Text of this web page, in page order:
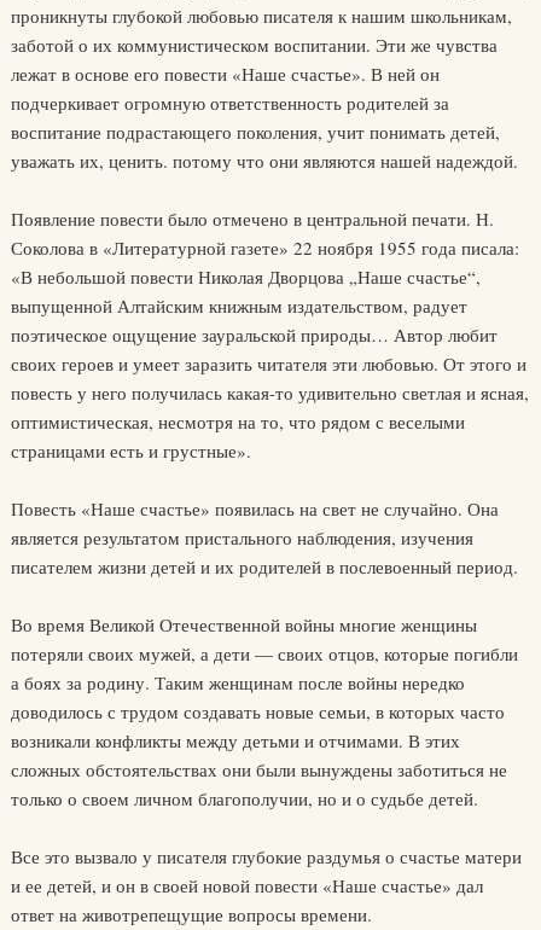
проникнуты глубокой любовью писателя к нашим школьникам,
заботой о их коммунистическом воспитании. Эти же чувства
лежат в основе его повести «Наше счастье». В ней он
подчеркивает огромную ответственность родителей за
воспитание подрастающего поколения, учит понимать детей,
уважать их, ценить. потому что они являются нашей надеждой.
Появление повести было отмечено в центральной печати. Н.
Соколова в «Литературной газете» 22 ноября 1955 года писала:
«В небольшой повести Николая Дворцова „Наше счастье“,
выпущенной Алтайским книжным издательством, радует
поэтическое ощущение зауральской природы… Автор любит
своих героев и умеет заразить читателя эти любовью. От этого и
повесть у него получилась какая-то удивительно светлая и ясная,
оптимистическая, несмотря на то, что рядом с веселыми
страницами есть и грустные».
Повесть «Наше счастье» появилась на свет не случайно. Она
является результатом пристального наблюдения, изучения
писателем жизни детей и их родителей в послевоенный период.
Во время Великой Отечественной войны многие женщины
потеряли своих мужей, а дети — своих отцов, которые погибли
а боях за родину. Таким женщинам после войны нередко
доводилось с трудом создавать новые семьи, в которых часто
возникали конфликты между детьми и отчимами. В этих
сложных обстоятельствах они были вынуждены заботиться не
только о своем личном благополучии, но и о судьбе детей.
Все это вызвало у писателя глубокие раздумья о счастье матери
и ее детей, и он в своей новой повести «Наше счастье» дал
ответ на животрепещущие вопросы времени.